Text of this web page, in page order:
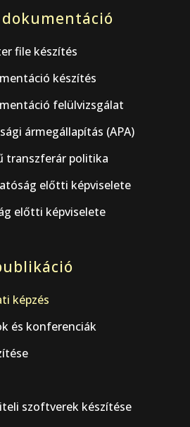
file készítés
készítés
felülvizsgálat
ármegállapítás (APA)
transzferár politika
előtti képviselete
előtti képviselete
képzés
és konferenciák
szoftverek készítése